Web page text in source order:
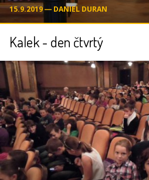
15.9.2019 ― DANIEL DURAN
Kalek - den čtvrtý